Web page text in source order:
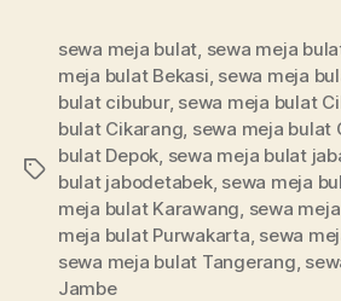
Tag
sewa meja bulat sewa meja
meja bulat Bekasi sewa meja
bulat cibubur, sewa meja bulat
bulat Cikarang sewa meja bulat
bulat Depok sewa meja bulat
bulat jabodetabek, sewa meja
meja bulat Karawang sewa
meja bulat Purwakarta sewa
sewa meja bulat Tangerang
Jambe